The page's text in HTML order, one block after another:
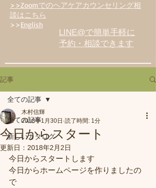
>>Zoomでのヘアケアカウンセリング相
談はこちら
>>English
LINE@で簡単手軽に
予約・相談できます
記事
全ての記事
新しいカタログ
全ての記事
今日からスタート
木村信輝
2018年1月30日 読了時間: 1分
更新日： 2018年2月2日
今日からスタートします
今日からホームページを作りましたの
で